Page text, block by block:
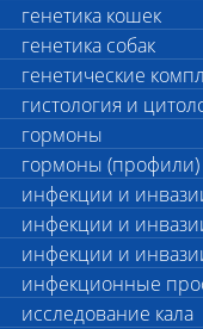
генетика кошек
генетика собак
генетические
гистология и
гормоны
гормоны (профили)
инфекции и
инфекции и
инфекции и
инфекционные
исследование кала
с
1 000
крови
800
15 пок
морская
900
220